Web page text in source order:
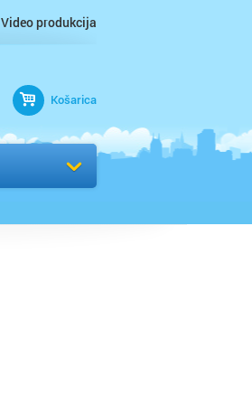
Video produkcija
Košarica